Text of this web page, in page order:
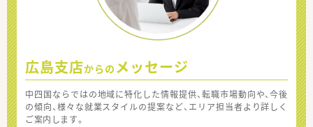
広島支店からの メッセージ
中四国ならではの地域に特化した情報提供、転職市場動向や、今後
の傾向、様々な就業スタイルの提案など、エリア担当者より詳しく
ご案内します。